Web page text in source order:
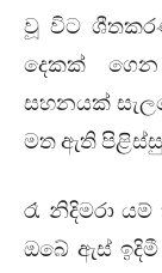
වූ විට
දෙකක්
සහනයක්
මත ඇති
රෑ නිදිමරා
ඔබේ ඇස්